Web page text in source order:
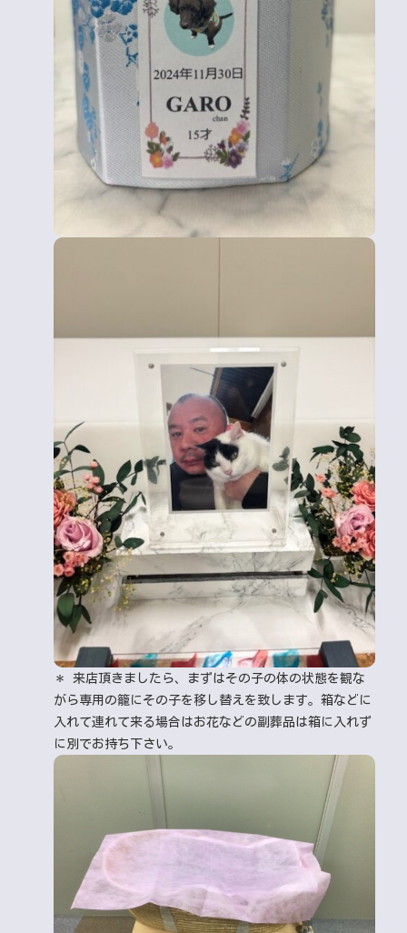
＊ 来店頂きましたら、まずはその子の体の状態を観な
がら専用の籠にその子を移し替えを致します。箱などに
入れて連れて来る場合はお花などの副葬品は箱に入れず
に別でお持ち下さい。